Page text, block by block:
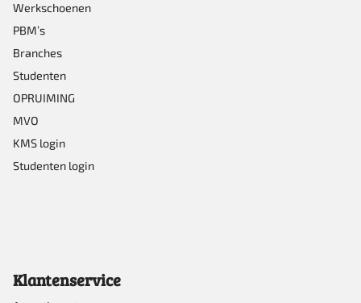
op
de
productpagina
Werkschoenen
PBM’s
Branches
Studenten
OPRUIMING
MVO
KMS login
Studenten login
Klantenservice